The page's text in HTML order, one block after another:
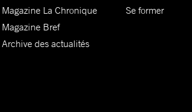
Magazine La Chronique
Magazine Bref
Archive des actualités
Se former